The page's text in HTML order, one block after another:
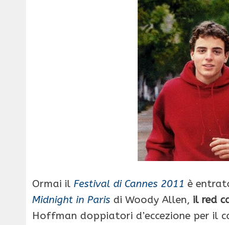
Ormai il Festival di Cannes 2011 è
Midnight in Paris di Woody Allen, il red
Hoffman doppiatori d’eccezione per il